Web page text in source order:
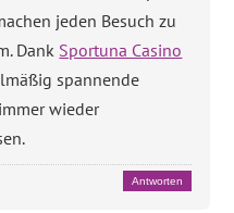
jeden Besuch zu
Dank Sportuna Casino
spannende
wieder
Antworten